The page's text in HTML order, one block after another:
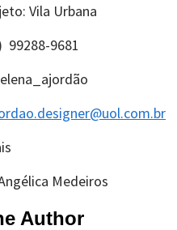
Vila Urbana
99288-9681
Medeiros
Author